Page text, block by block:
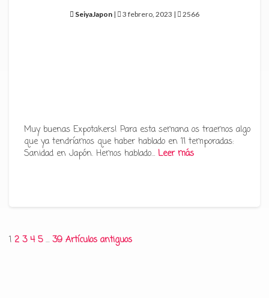
SeiyaJapon | 3 febrero, 2023 | 2566
Muy buenas Expotakers! Para esta semana os traemos algo
que ya tendríamos que haber hablado en 11 temporadas:
Sanidad en Japón. Hemos hablado… Leer más
Paginación
1 2 3 4 5 … 39 Artículos antiguos